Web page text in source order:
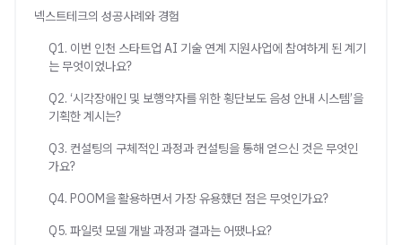
넥스트테크의 성공사례와 경험
Q1. 이번 인천 스타트업 AI 기술 연계 지원사업에 참여하게 된 계기
는 무엇이었나요?
Q2. ‘시각장애인 및 보행약자를 위한 횡단보도 음성 안내 시스템’을
기획한 계시는?
Q3. 컨설팅의 구체적인 과정과 컨설팅을 통해 얻으신 것은 무엇인
가요?
Q4. POOM을 활용하면서 가장 유용했던 점은 무엇인가요?
Q5. 파일럿 모델 개발 과정과 결과는 어땠나요?